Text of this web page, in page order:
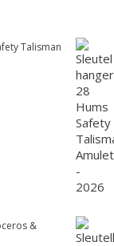
Talisman
&